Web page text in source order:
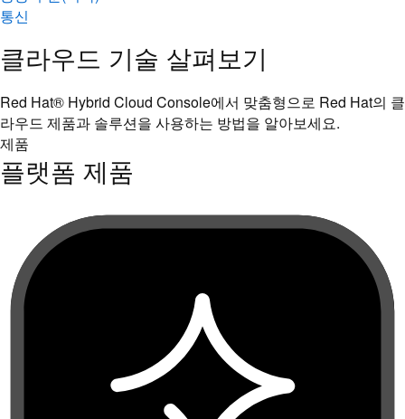
통신
클라우드 기술 살펴보기
Red Hat® Hybrid Cloud Console에서 맞춤형으로 Red Hat의 클
라우드 제품과 솔루션을 사용하는 방법을 알아보세요.
제품
플랫폼 제품